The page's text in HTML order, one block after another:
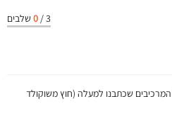
3
/
0 שלבים
המרכיבים שכתבנו למעלה (חוץ משוקולד